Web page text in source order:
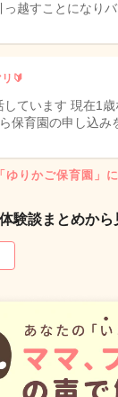
っ越すことになり
🔰
ています 現在1
保育園の申し込み
「ゆりかご保育園」
験談まとめから